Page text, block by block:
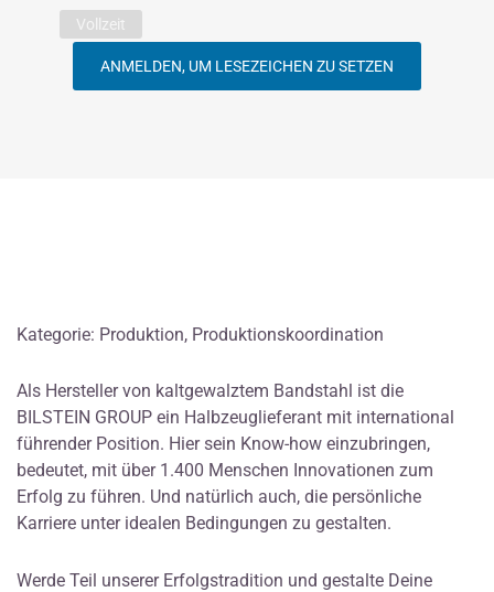
Vollzeit
ANMELDEN, UM LESEZEICHEN ZU SETZEN
Kategorie: Produktion, Produktionskoordination
Als Hersteller von kaltgewalztem Bandstahl ist die
BILSTEIN GROUP ein Halbzeuglieferant mit international
führender Position. Hier sein Know-how einzubringen,
bedeutet, mit über 1.400 Menschen Innovationen zum
Erfolg zu führen. Und natürlich auch, die persönliche
Karriere unter idealen Bedingungen zu gestalten.
Werde Teil unserer Erfolgstradition und gestalte Deine